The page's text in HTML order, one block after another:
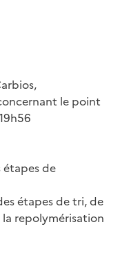
le point
étapes de
étapes de tri, de
repolymérisation